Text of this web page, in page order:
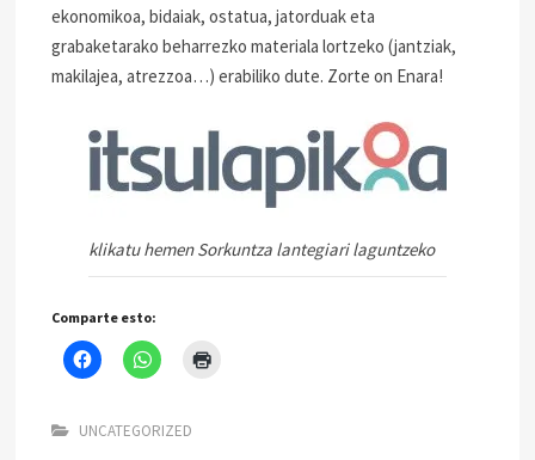
ekonomikoa, bidaiak, ostatua, jatorduak eta
grabaketarako beharrezko materiala lortzeko (jantziak,
makilajea, atrezzoa…) erabiliko dute. Zorte on Enara!
klikatu hemen Sorkuntza lantegiari laguntzeko
Comparte esto:
UNCATEGORIZED